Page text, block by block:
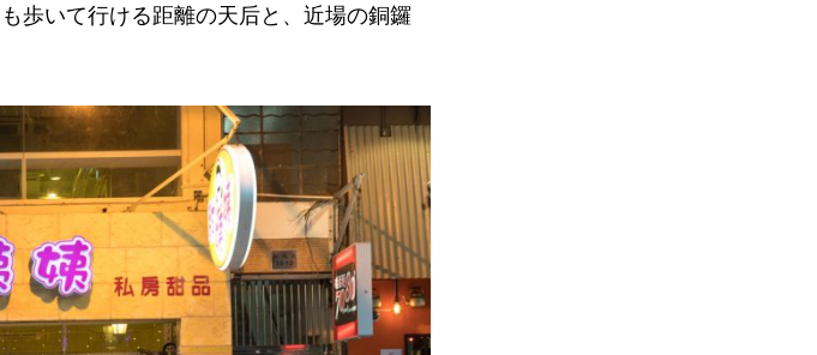
歩いて行ける距離の天后と、近場の銅鑼